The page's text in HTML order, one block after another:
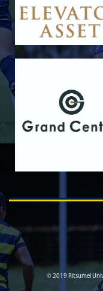
2025/11/15
11月16日 関
2025/11/09
11月9日 関西
10月25日 天
2025/10/19
10月19日 天
10月4日 近畿
9月28日 近畿
© 2019 Ritsumei